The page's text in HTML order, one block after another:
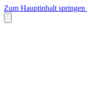
Zum Hauptinhalt springen